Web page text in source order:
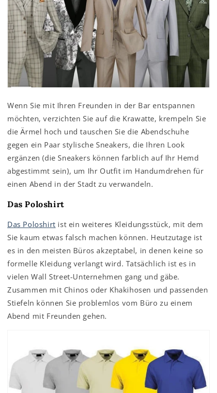
Wenn Sie mit Ihren Freunden in der Bar entspannen
möchten, verzichten Sie auf die Krawatte, krempeln Sie
die Ärmel hoch und tauschen Sie die Abendschuhe
gegen ein Paar stylische Sneakers, die Ihren Look
ergänzen (die Sneakers können farblich auf Ihr Hemd
abgestimmt sein), um Ihr Outfit im Handumdrehen für
einen Abend in der Stadt zu verwandeln.
Das Poloshirt
Das Poloshirt ist ein weiteres Kleidungsstück, mit dem
Sie kaum etwas falsch machen können. Heutzutage ist
es in den meisten Büros akzeptabel, in denen keine so
formelle Kleidung verlangt wird. Tatsächlich ist es in
vielen Wall Street-Unternehmen gang und gäbe.
Zusammen mit Chinos oder Khakihosen und passenden
Stiefeln können Sie problemlos vom Büro zu einem
Abend mit Freunden gehen.